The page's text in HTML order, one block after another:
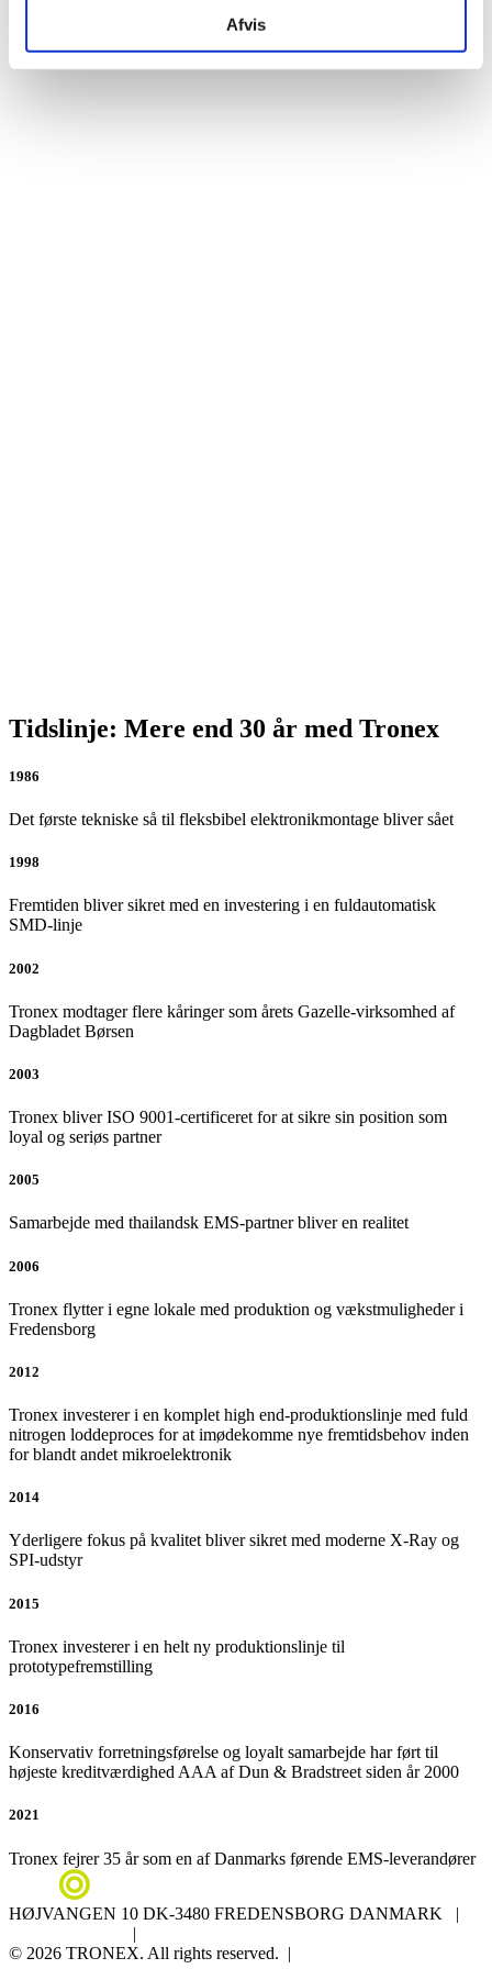
Afvis
Tidslinje: Mere end 30 år med Tronex
1986
Det første tekniske så til fleksbibel elektronikmontage bliver sået
1998
Fremtiden bliver sikret med en investering i en fuldautomatisk
SMD-linje
2002
Tronex modtager flere kåringer som årets Gazelle-virksomhed af
Dagbladet Børsen
2003
Tronex bliver ISO 9001-certificeret for at sikre sin position som
loyal og seriøs partner
2005
Samarbejde med thailandsk EMS-partner bliver en realitet
2006
Tronex flytter i egne lokale med produktion og vækstmuligheder i
Fredensborg
2012
Tronex investerer i en komplet high end-produktionslinje med fuld
nitrogen loddeproces for at imødekomme nye fremtidsbehov inden
for blandt andet mikroelektronik
2014
Yderligere fokus på kvalitet bliver sikret med moderne X-Ray og
SPI-udstyr
2015
Tronex investerer i en helt ny produktionslinje til
prototypefremstilling
2016
Konservativ forretningsførelse og loyalt samarbejde har ført til
højeste kreditværdighed AAA af Dun & Bradstreet siden år 2000
2021
Tronex fejrer 35 år som en af Danmarks førende EMS-leverandører
HØJVANGEN 10 DK-3480 FREDENSBORG DANMARK |
|
© 2026 TRONEX. All rights reserved. |